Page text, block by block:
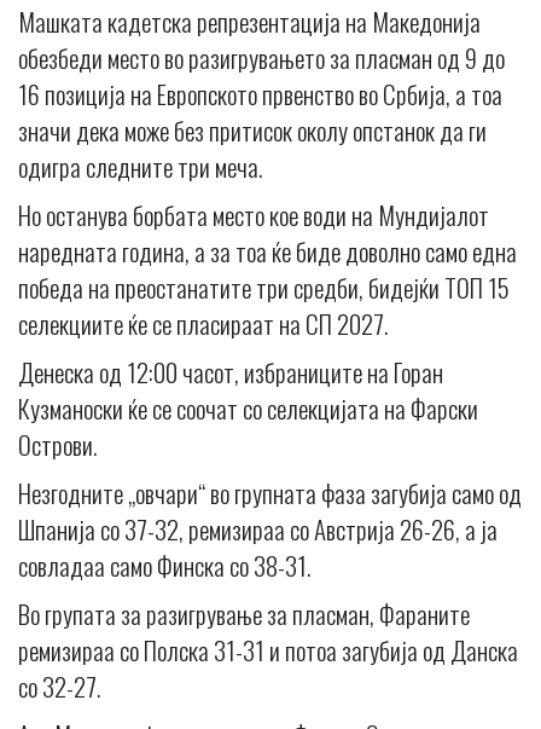
Машката кадетска репрезентација на Македонија
обезбеди место во разигрувањето за пласман од 9 до
16 позиција на Европското првенство во Србија, а тоа
значи дека може без притисок околу опстанок да ги
одигра следните три меча.
Но останува борбата место кое води на Мундијалот
наредната година, а за тоа ќе биде доволно само една
победа на преостанатите три средби, бидејќи ТОП 15
селекциите ќе се пласираат на СП 2027.
Денеска од 12:00 часот, избраниците на Горан
Кузманоски ќе се соочат со селекцијата на Фарски
Острови.
Незгодните „овчари“ во групната фаза загубија само од
Шпанија со 37-32, ремизираа со Австрија 26-26, а ја
совладаа само Финска со 38-31.
Во групата за разигрување за пласман, Фараните
ремизираа со Полска 31-31 и потоа загубија од Данска
со 32-27.